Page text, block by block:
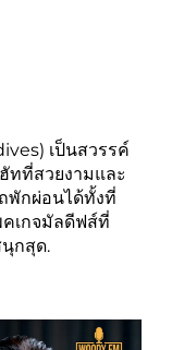
เป็นสวรรค์
ทที่สวยงามและ
พักผ่อนได้ทั้งที่
เกจมัลดีฟส์ที่
กสุด.